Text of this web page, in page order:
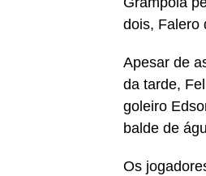
dois, Falero
Apesar de
da tarde,
goleiro
balde de
Os